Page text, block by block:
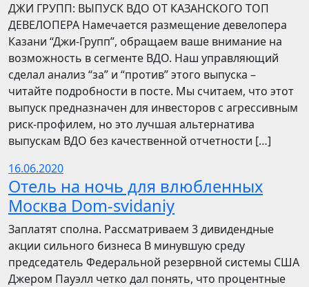
​​ДЖИ ГРУПП: ВЫПУСК ВДО ОТ КАЗАНСКОГО ТОП
ДЕВЕЛОПЕРА Намечается размещение девелопера
Казани “Джи-Групп”, обращаем ваше внимание на
возможность в сегменте ВДО. Наш управляющий
сделал анализ “за” и “против” этого выпуска –
читайте подробности в посте. Мы считаем, что этот
выпуск предназначен для инвесторов с агрессивным
риск-профилем, но это лучшая альтернатива
выпускам ВДО без качественной отчетности […]
16.06.2020
Отель на ночь для влюбленных
Москва Dom-svidaniy
Заплатят сполна. Рассматриваем 3 дивидендные
акции сильного бизнеса В минувшую среду
председатель Федеральной резервной системы США
Джером Пауэлл четко дал понять, что процентные